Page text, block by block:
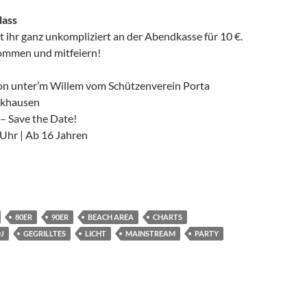
ihr ganz unkompliziert an der Abendkasse für 10 €.
und mitfeiern!
unter’m Willem vom Schützenverein Porta
Save the Date!
| Ab 16 Jahren
80ER 90ER BEACH AREA
CHARTS
GEGRILLTES LICHT MAINSTREAM PARTY